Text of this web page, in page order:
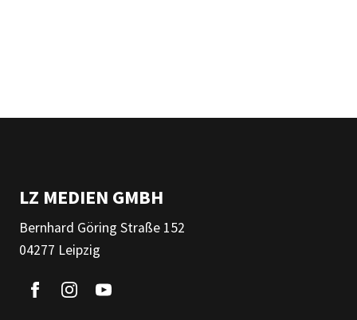
LZ MEDIEN GMBH
Bernhard Göring Straße 152
04277 Leipzig